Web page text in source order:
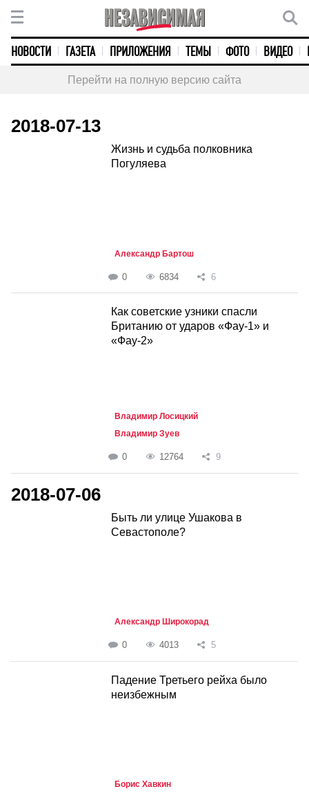
НОВОСТИ ГАЗЕТА ПРИЛОЖЕНИЯ ТЕМЫ ФОТО ВИДЕО
Перейти на полную версию сайта
2018-07-13
Жизнь и судьба полковника
Погуляева
Александр Бартош
0 6834 6
Как советские узники спасли
Британию от ударов «Фау-1» и
«Фау-2»
Владимир Лосицкий
Владимир Зуев
0 12764 9
2018-07-06
Быть ли улице Ушакова в
Севастополе?
Александр Широкорад
0 4013 5
Падение Третьего рейха было
неизбежным
Борис Хавкин